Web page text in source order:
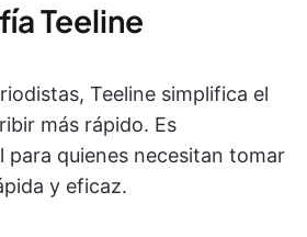
Teeline
Teeline simplifica el
más rápido. Es
para quienes necesitan tomar
y eficaz.